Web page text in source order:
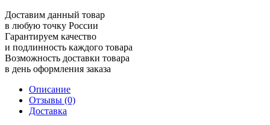
Доставим данный товар
в любую точку России
Гарантируем качество
и подлинность каждого товара
Возможность доставки товара
в день оформления заказа
Описание
Отзывы (0)
Доставка